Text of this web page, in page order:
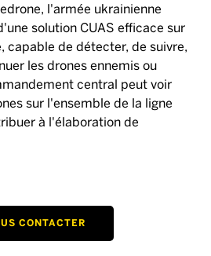
l'armée ukrainienne
solution CUAS efficace sur
capable de détecter, de suivre,
les drones ennemis ou
central peut voir
sur l'ensemble de la ligne
à l'élaboration de
CONTACTER